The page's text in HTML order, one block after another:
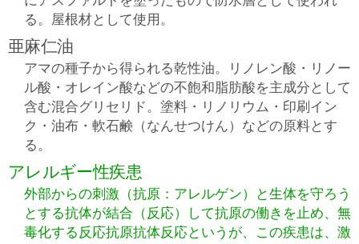
る。屋根材として使用。
亜麻仁油
アマの種子から得られる乾性油。リノレン酸・リノー
ル酸・オレイン酸などの不飽和脂肪酸を主成分として
含む混合グリセリド。塗料・リノリウム・印刷イン
ク・油布・軟石鹸（なんせつけん）などの原料とす
る。
アレルギー性疾患
外部からの刺激（抗原：アレルゲン）と生体を守ろう
とする抗体が結合（反応）して抗原の働きを止め、無
毒化する反応抗原抗体反応というが、この疾患は、激